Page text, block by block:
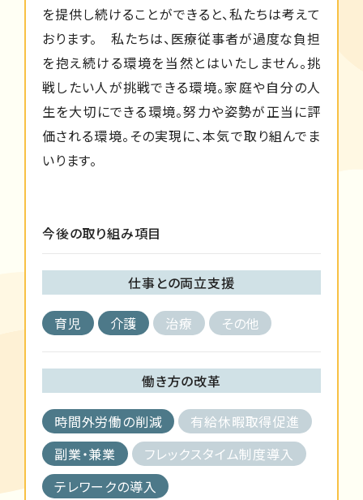
を提供し続けることができると、私たちは考えて
おります。 私たちは、医療従事者が過度な負担
を抱え続ける環境を当然とはいたしません。挑
戦したい人が挑戦できる環境。家庭や自分の人
生を大切にできる環境。努力や姿勢が正当に評
価される環境。その実現に、本気で取り組んでま
いります。
今後の取り組み項目
仕事との両立支援
育児 介護 治療 その他
働き方の改革
時間外労働の削減
有給休暇取得促進
副業・兼業
フレックスタイム制度導入
テレワークの導入